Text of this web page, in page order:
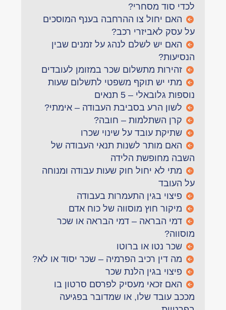
לכדי סוד מסחרי?
האם יחול צו ההרחבה בענף המוסכים
על עסק לאביזרי רכב?
האם יש לשלם לנהג על זמנים שבין
הנסיעות?
זהירות מתשלום שכר במזומן לעובדים
מתי יש תוקף משפטי לתשלום שעות
נוספות גלובאלי – 5 תנאים
לשון הרע בסביבת העבודה – אימתי?
קרן השתלמות – חובה?
שתיקת עובד על שינוי שכרו
האם מותר לשנות תנאי העבודה של
השבה מחופשת הלידה
מתי לא יחול חוק שעות עבודה ומנוחה
על העובד
פיצוי בגין התעמרות בעבודה
מיקור חוץ מוסווה של כוח אדם
דמי הבראה – דמי הבראה או שכר
מוסווה?
שכר נטו או ברוטו
מה דין רכיב הפרמיה – שכר יסוד או לא?
פיצוי בגין הלנת שכר
האם זכאי מעסיק לפרסם סרטון בו
מככב עובד שלו, או שמדובר בפגיעה